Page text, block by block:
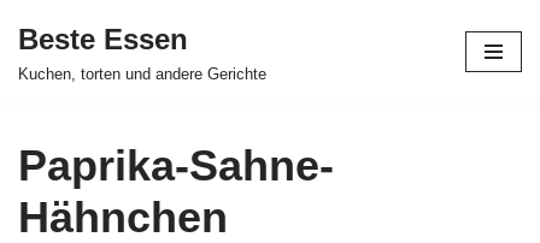
Skip
Beste Essen
Kuchen, torten und andere Gerichte
Paprika-Sahne-
Hähnchen